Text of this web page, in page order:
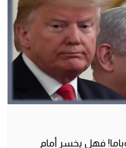
فهل يخسر أمام